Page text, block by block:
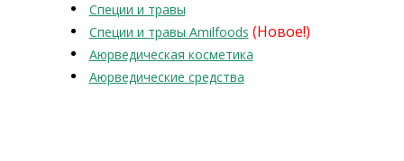
Специи и травы
Специи и травы Amilfoods (Новое!)
Аюрведическая косметика
Аюрведические средства